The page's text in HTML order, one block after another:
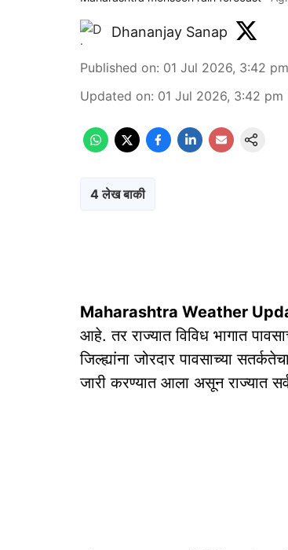
Dhananjay Sanap
Published on: 01 Jul 2026, 3:42 pm
Updated on: 01 Jul 2026, 3:42 pm
4 लेख बाकी
Maharashtra Weather
आहे. तर राज्यात विविध भागात
जिल्ह्यांना जोरदार पावसाच्या
जारी करण्यात आला असून राज्यात